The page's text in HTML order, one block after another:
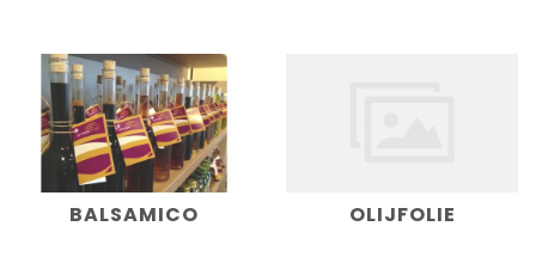
BALSAMICO OLIJFOLIE